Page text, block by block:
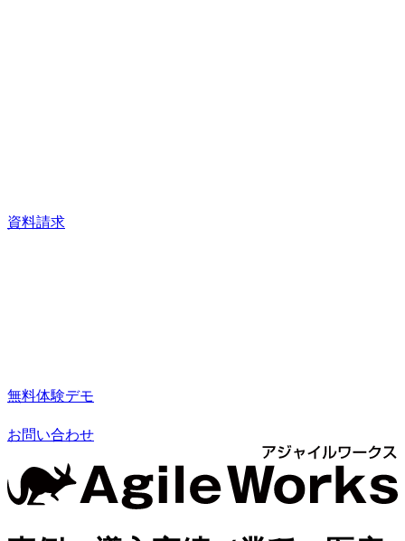
資料請求
無料体験デモ
お問い合わせ